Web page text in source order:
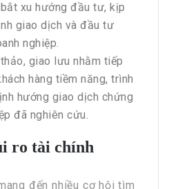
xu hướng đầu tư, kịp
giao dịch và đầu tư
nghiệp.
giao lưu nhằm tiếp
hàng tiềm năng, trình
hướng giao dịch chứng
đã nghiên cứu.
ro tài chính
đến nhiều cơ hội tìm